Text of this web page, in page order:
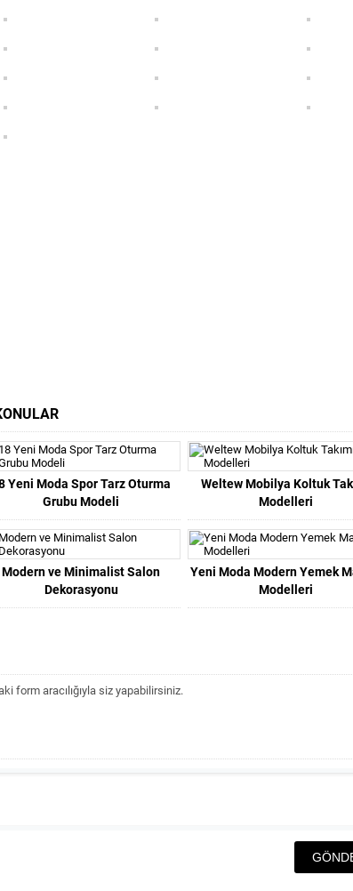
Yeni Moda Spor Tarz Oturma
Grubu Modeli
Weltew Mobilya Koltuk
Modelleri
Modern ve Minimalist Salon
Dekorasyonu
Yeni Moda Modern Yemek
Modelleri
form aracılığıyla siz yapabilirsiniz.